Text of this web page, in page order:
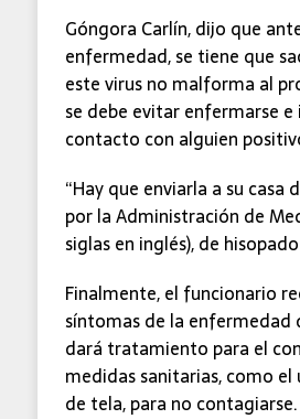
Góngora Carlín, dijo que
enfermedad, se tiene que
este virus no malforma al
se debe evitar enfermarse
contacto con alguien
“Hay que enviarla a su casa
por la Administración de
siglas en inglés), de
Finalmente, el funcionario
síntomas de la enfermedad
dará tratamiento para el
medidas sanitarias, como
de tela, para no contagiarse.